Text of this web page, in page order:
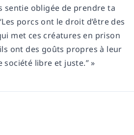
sentie obligée de prendre ta
porcs ont le droit d’être des
met ces créatures en prison
ont des goûts propres à leur
société libre et juste.” »